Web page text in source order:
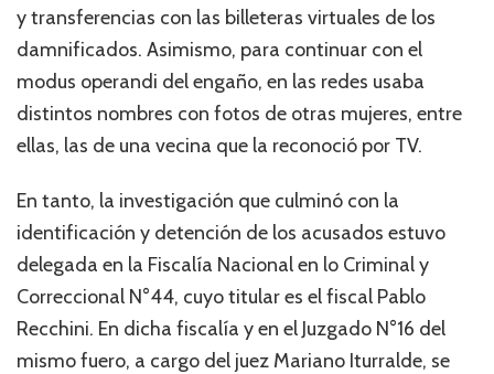
y transferencias con las billeteras virtuales de los
damnificados. Asimismo, para continuar con el
modus operandi del engaño, en las redes usaba
distintos nombres con fotos de otras mujeres, entre
ellas, las de una vecina que la reconoció por TV.
En tanto, la investigación que culminó con la
identificación y detención de los acusados estuvo
delegada en la Fiscalía Nacional en lo Criminal y
Correccional N°44, cuyo titular es el fiscal Pablo
Recchini. En dicha fiscalía y en el Juzgado N°16 del
mismo fuero, a cargo del juez Mariano Iturralde, se